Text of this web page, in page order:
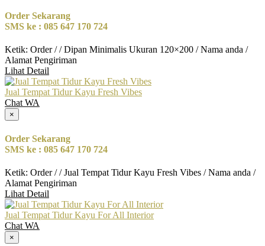
Order Sekarang
SMS ke : 085 647 170 724
Ketik: Order / / Dipan Minimalis Ukuran 120×200 / Nama anda /
Alamat Pengiriman
Lihat Detail
Jual Tempat Tidur Kayu Fresh Vibes
Chat WA
×
Order Sekarang
SMS ke : 085 647 170 724
Ketik: Order / / Jual Tempat Tidur Kayu Fresh Vibes / Nama anda /
Alamat Pengiriman
Lihat Detail
Jual Tempat Tidur Kayu For All Interior
Chat WA
×